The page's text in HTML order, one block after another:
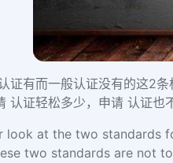
证有而一般认证没有的这2
认证轻松多少，申请 认证也
look at the two standards
two standards are not